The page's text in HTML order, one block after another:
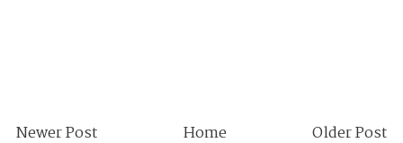
Newer Post Older Post
Home